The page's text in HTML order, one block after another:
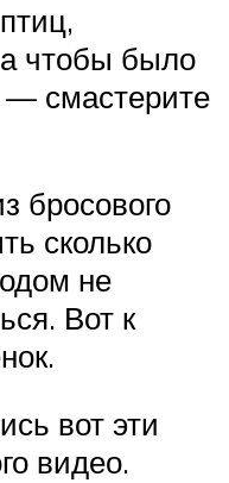
чтобы было
— смастерите
бросового
сколько
не
Вот к
вот эти
видео.